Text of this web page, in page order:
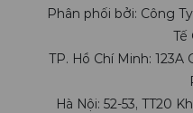
Phân phối bởi: Công
Tế
TP. Hồ Chí Minh: 123A
Hà Nội: 52-53, TT20